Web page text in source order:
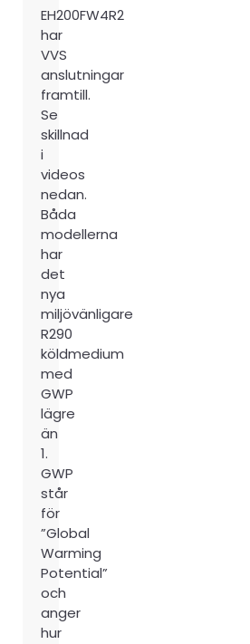
EH200FW4R2
har
VVS
anslutningar
framtill.
Se
skillnad
i
videos
nedan.
Båda
modellerna
har
det
nya
miljövänligare
R290
köldmedium
med
GWP
lägre
än
1.
GWP
står
för
”Global
Warming
Potential”
och
anger
hur